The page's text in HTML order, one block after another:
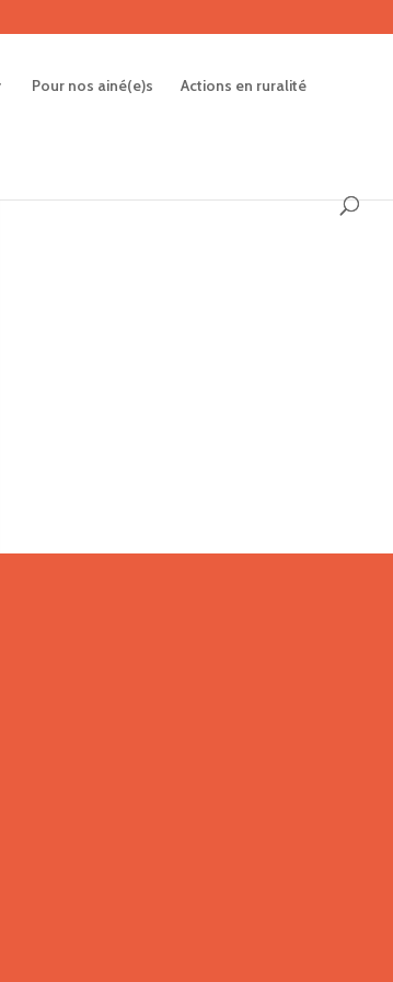
Pour nos ainé(e)s Actions en ruralité